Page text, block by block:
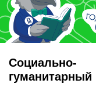
Социально-
гуманитарный